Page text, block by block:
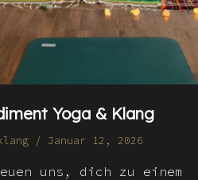
Yoga & Klang
/ Januar 12, 2026
uns, dich zu einem